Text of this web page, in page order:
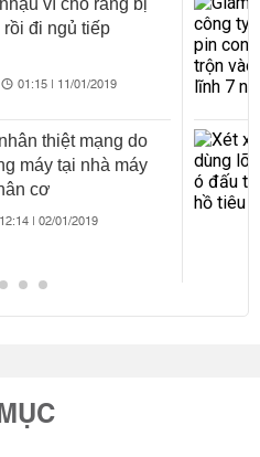
vì cho rằng bị
rồi đi ngủ tiếp
01:15 | 11/01/2019
thiệt mạng do
máy tại nhà máy
cơ
12:14 | 02/01/2019